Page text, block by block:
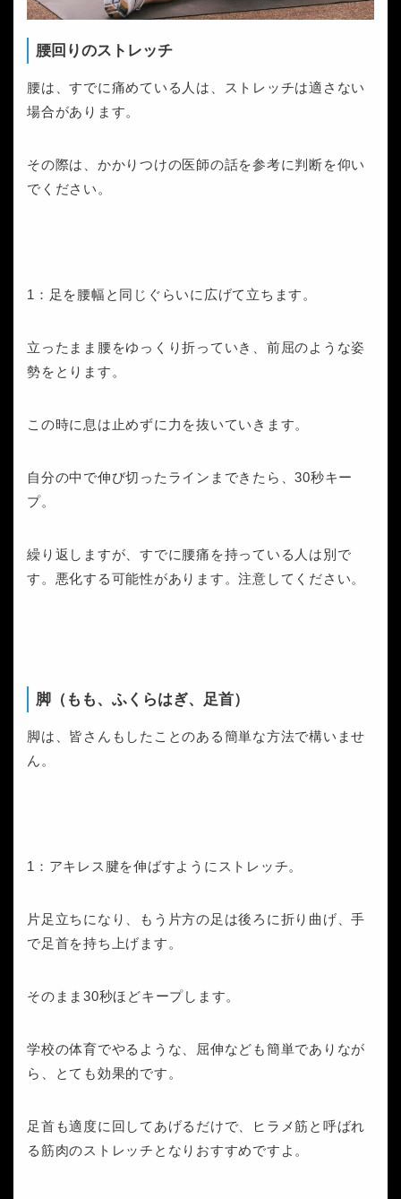
腰回りのストレッチ
腰は、すでに痛めている人は、ストレッチは適さない
場合があります。
その際は、かかりつけの医師の話を参考に判断を仰い
でください。
1：足を腰幅と同じぐらいに広げて立ちます。
立ったまま腰をゆっくり折っていき、前屈のような姿
勢をとります。
この時に息は止めずに力を抜いていきます。
自分の中で伸び切ったラインまできたら、30秒キー
プ。
繰り返しますが、すでに腰痛を持っている人は別で
す。悪化する可能性があります。注意してください。
脚（もも、ふくらはぎ、足首）
脚は、皆さんもしたことのある簡単な方法で構いませ
ん。
1：アキレス腱を伸ばすようにストレッチ。
片足立ちになり、もう片方の足は後ろに折り曲げ、手
で足首を持ち上げます。
そのまま30秒ほどキープします。
学校の体育でやるような、屈伸なども簡単でありなが
ら、とても効果的です。
足首も適度に回してあげるだけで、ヒラメ筋と呼ばれ
る筋肉のストレッチとなりおすすめですよ。